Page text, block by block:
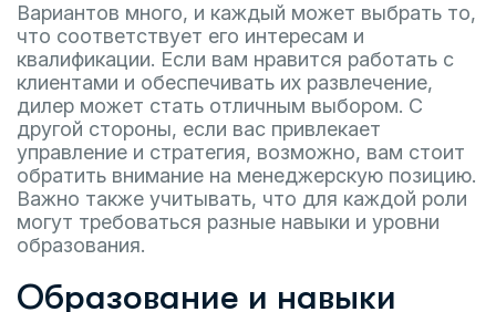
Вариантов много, и каждый может выбрать то,
что соответствует его интересам и
квалификации. Если вам нравится работать с
клиентами и обеспечивать их развлечение,
дилер может стать отличным выбором. С
другой стороны, если вас привлекает
управление и стратегия, возможно, вам стоит
обратить внимание на менеджерскую позицию.
Важно также учитывать, что для каждой роли
могут требоваться разные навыки и уровни
образования.
Образование и навыки